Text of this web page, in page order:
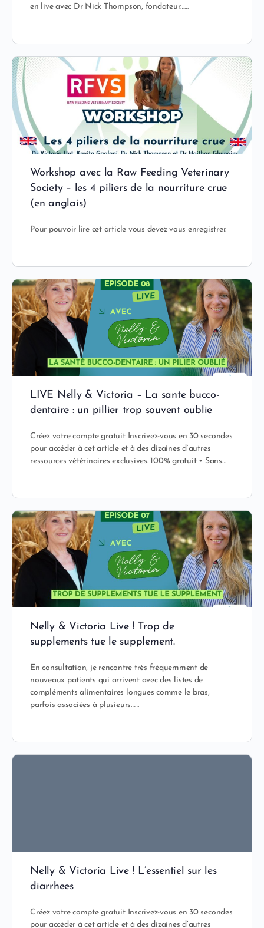
en live avec Dr Nick Thompson, fondateur……
Workshop avec la Raw Feeding Veterinary
Society – les 4 piliers de la nourriture crue
(en anglais)
Pour pouvoir lire cet article vous devez vous enregistrer.
LIVE Nelly & Victoria – La sante bucco-
dentaire : un pillier trop souvent oublie
Créez votre compte gratuit Inscrivez-vous en 30 secondes
pour accéder à cet article et à des dizaines d’autres
ressources vétérinaires exclusives. 100% gratuit • Sans…
Nelly & Victoria Live ! Trop de
supplements tue le supplement.
En consultation, je rencontre très fréquemment de
nouveaux patients qui arrivent avec des listes de
compléments alimentaires longues comme le bras,
parfois associées à plusieurs……
Nelly & Victoria Live ! L’essentiel sur les
diarrhees
Créez votre compte gratuit Inscrivez-vous en 30 secondes
pour accéder à cet article et à des dizaines d’autres